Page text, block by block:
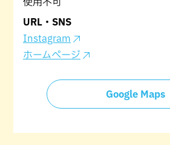
使用不可
URL・SNS
Instagram
ホームページ
Google Maps